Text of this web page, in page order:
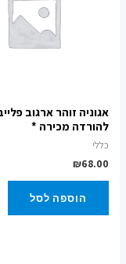
אגוניה זוהר ארגוב
להורדה מכירה *
כללי
₪68.00
הוספה לסל